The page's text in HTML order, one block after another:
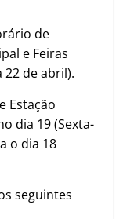
de
e Feiras
22 de abril).
Estação
dia 19 (Sexta-
o dia 18
seguintes